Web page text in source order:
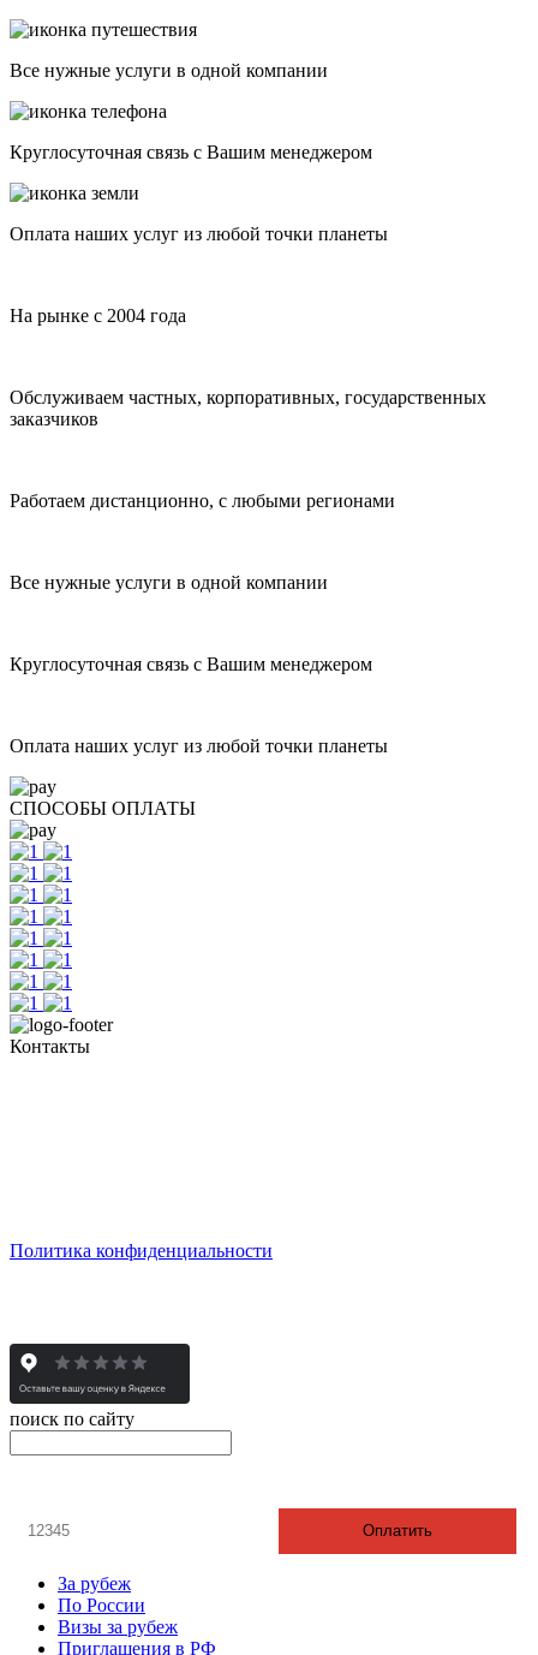
Все нужные услуги в одной компании
Круглосуточная связь с Вашим менеджером
Оплата наших услуг из любой точки планеты
На рынке с 2004 года
Обслуживаем частных, корпоративных, государственных
заказчиков
Работаем дистанционно, с любыми регионами
Все нужные услуги в одной компании
Круглосуточная связь с Вашим менеджером
Оплата наших услуг из любой точки планеты
СПОСОБЫ ОПЛАТЫ
Контакты
Политика конфиденциальности
поиск по сайту
Оплатить
За рубеж
По России
Визы за рубеж
Приглашения в РФ